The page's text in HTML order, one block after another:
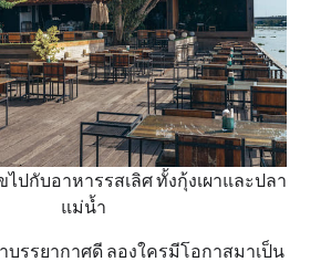
ปกับอาหารรสเลิศ ทั้งกุ้งเผาและปลา
แม่น้ำ
บรรยากาศดี ลองใครมีโอกาสมาเป็น